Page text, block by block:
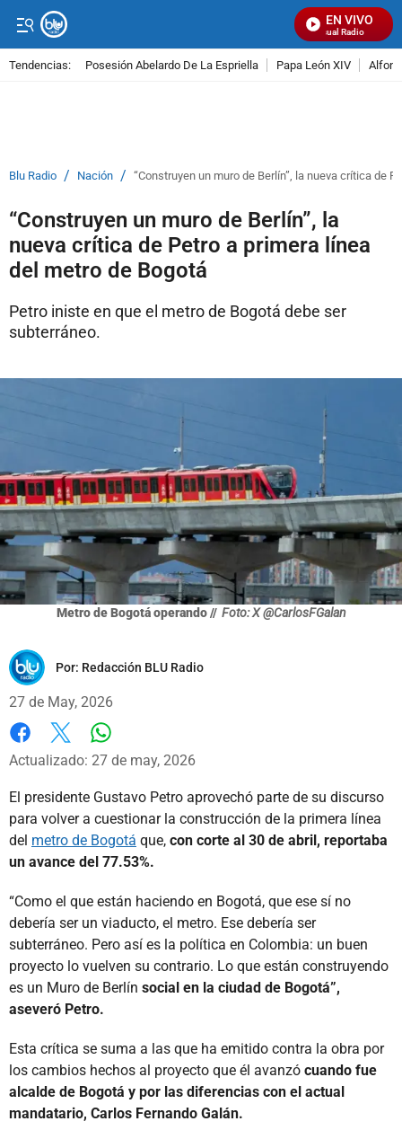
EN VIVO
Señal Visual Radio
Tendencias: Posesión Abelardo De La Espriella Papa León XIV
Blu Radio / Nación / “Construyen un muro de Berlín”, la nueva crítica de
“Construyen un muro de Berlín”, la
nueva crítica de Petro a primera línea
del metro de Bogotá
Petro iniste en que el metro de Bogotá debe ser
subterráneo.
Metro de Bogotá operando // Foto: X @CarlosFGalan
Por: Redacción BLU Radio
27 de May, 2026
Facebook
X
Actualizado: 27 de may, 2026
El presidente Gustavo Petro aprovechó parte de su discurso
para volver a cuestionar la construcción de la primera línea
del metro de Bogotá que, con corte al 30 de abril, reportaba
un avance del 77.53%.
“Como el que están haciendo en Bogotá, que ese sí no
debería ser un viaducto, el metro. Ese debería ser
subterráneo. Pero así es la política en Colombia: un buen
proyecto lo vuelven su contrario. Lo que están construyendo
es un Muro de Berlín social en la ciudad de Bogotá”,
aseveró Petro.
Esta crítica se suma a las que ha emitido contra la obra por
los cambios hechos al proyecto que él avanzó cuando fue
alcalde de Bogotá y por las diferencias con el actual
mandatario, Carlos Fernando Galán.